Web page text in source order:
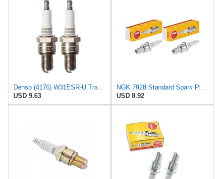
Denso (4176) W31ESR-U Traditional Spark Plug, Pack of 2
USD 9.63
NGK 7928 Standard Spark Plug - B10ES, 2 Pack
USD 8.92